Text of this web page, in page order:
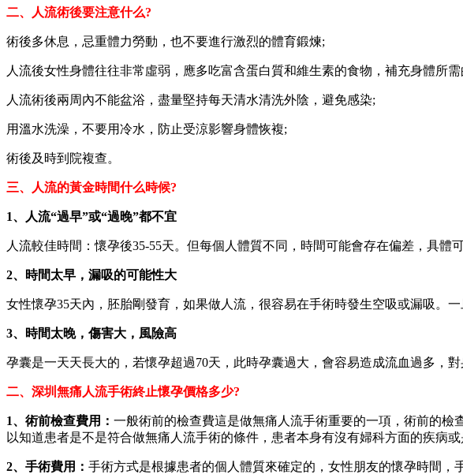
二、人流術後要注意什么?
術後多休息，忌重體力勞動，也不要進行激烈的體育鍛煉;
人流後女性身體往往非常虛弱，應多吃富含蛋白質和維生素的食物，補充身體所
人流術後兩周內不能盆浴，盡量堅持每天清水清洗外陰，避免感染;
用溫水洗澡，不要用冷水，防止受涼影響身體恢複;
術後及時到院複查。
三、人流的黃金時間什么時候?
1、人流“過早”或“過晚”都不宜
人流較佳時間：懷孕後35-55天。但每個人體質不同，時間可能會存在偏差，具體
2、時間太早，漏吸的可能性大
女性懷孕35天內，胚胎剛發育，如果做人流，很容易在手術時發生空吸或漏吸。
3、時間太晚，傷害大，風險高
孕囊是一天天長大的，若懷孕超過70天，此時孕囊過大，會容易造成流血過多，對
二、深圳無痛人流手術終止懷孕價格多少?
1、術前檢查費用： 一般術前的檢查費這是做無痛人流手術重要的一項，術前的
以知道患者是不是符合做無痛人流手術的條件，患者本身有沒有婦科方面的疾病
2、手術費用： 手術方式是根據患者的個人體質來確定的，女性朋友的懷孕時間，